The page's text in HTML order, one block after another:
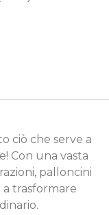
ciò che serve a
Con una vasta
palloncini
trasformare